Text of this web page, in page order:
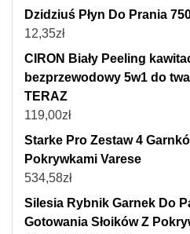
Dzidziuś Płyn Do Prania
12,35zł
CIRON Biały Peeling
bezprzewodowy 5w1 do
TERAZ
119,00zł
Starke Pro Zestaw 4
Pokrywkami Varese
534,58zł
Silesia Rybnik Garnek Do
Gotowania Słoików Z